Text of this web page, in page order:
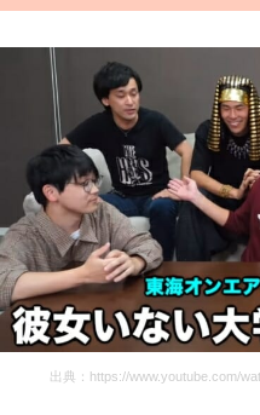
出典：https://www.youtube.com/